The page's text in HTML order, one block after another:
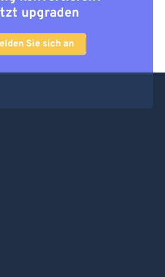
upgraden
Sie sich an